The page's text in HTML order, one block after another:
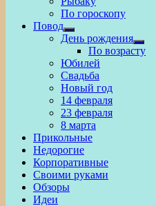
По гороскопу
Повод
Show
sub
menu
День рождения
Show
sub
По возрасту
Юбилей
Свадьба
Новый год
14 февраля
23 февраля
8 марта
Прикольные
Недорогие
Корпоративные
Своими руками
Обзоры
Идеи